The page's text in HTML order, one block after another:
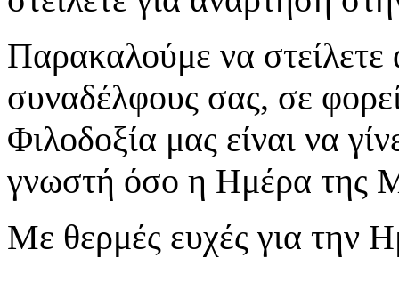
Παρακαλούμε να
συναδέλφους σας, σε
Φιλοδοξία μας είναι να
γνωστή όσο η Ημέρα της
Με θερμές ευχές για την